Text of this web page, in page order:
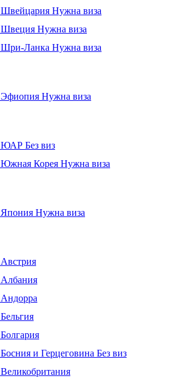
Швейцария Нужна виза
Швеция Нужна виза
Шри-Ланка Нужна виза
Эфиопия Нужна виза
ЮАР Без виз
Южная Корея Нужна виза
Япония Нужна виза
Австрия
Албания
Андорра
Бельгия
Болгария
Босния и Герцеговина Без виз
Великобритания